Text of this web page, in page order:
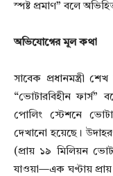
স্পষ্ট প্রমাণ” বলে
অভিযোগের মূল কথা
সাবেক প্রধানমন্ত্রী
“ভোটারবিহীন ফার্স”
পোলিং স্টেশনে
দেখানো হয়েছে।
(প্রায় ১৯ মিলিয়ন
যাওয়া—এক ঘণ্টায়